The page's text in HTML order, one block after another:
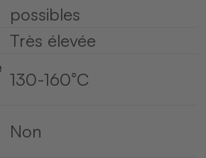
possibles
Très élevée
130-160°C
Non